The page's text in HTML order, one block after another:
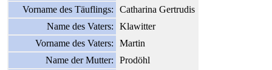
Vorname des Täuflings:
Catharina Gertrudis
Name des Vaters:
Klawitter
Vorname des Vaters:
Martin
Name der Mutter:
Prodöhl